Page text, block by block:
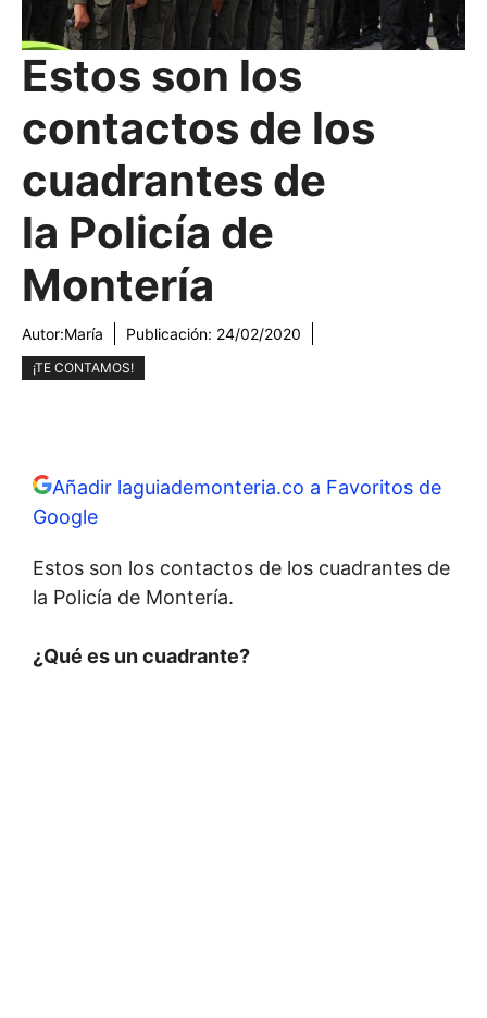
Estos son los
contactos de los
cuadrantes de
la Policía de
Montería
Autor:María Publicación: 24/02/2020
¡TE CONTAMOS!
Añadir laguiademonteria.co a Favoritos de
Google
Estos son los contactos de los cuadrantes de
la Policía de Montería.
¿Qué es un cuadrante?